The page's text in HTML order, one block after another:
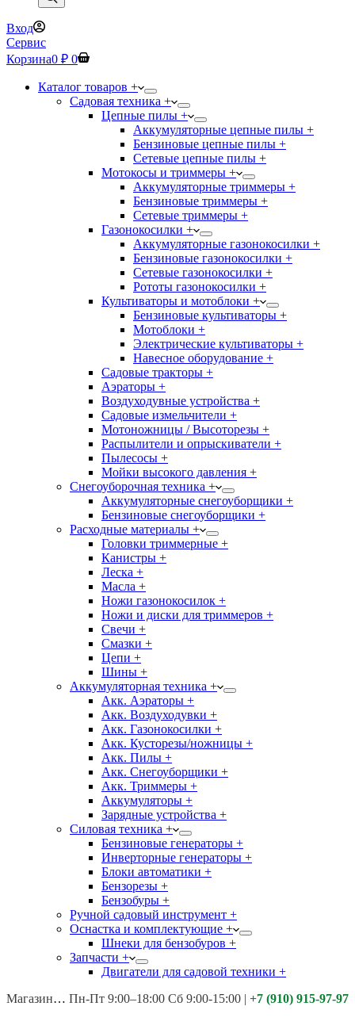
Вход
Сервис
Корзина0 ₽ 0
Каталог товаров +
Садовая техника +
Цепные пилы +
Аккумуляторные цепные пилы +
Бензиновые цепные пилы +
Сетевые цепные пилы +
Мотокосы и триммеры +
Аккумуляторные триммеры +
Бензиновые триммеры +
Сетевые триммеры +
Газонокосилки +
Аккумуляторные газонокосилки +
Бензиновые газонокосилки +
Сетевые газонокосилки +
Рототы газонокосилки +
Культиваторы и мотоблоки +
Бензиновые культиваторы +
Мотоблоки +
Электрические культиваторы +
Навесное оборудование +
Садовые тракторы +
Аэраторы +
Воздуходувные устройства +
Садовые измельчители +
Мотоножницы / Высоторезы +
Распылители и опрыскиватели +
Пылесосы +
Мойки высокого давления +
Снегоуборочная техника +
Аккумуляторные снегоуборщики +
Бензиновые снегоуборщики +
Расходные материалы +
Головки триммерные +
Канистры +
Леска +
Масла +
Ножи газонокосилок +
Ножи и диски для триммеров +
Свечи +
Смазки +
Цепи +
Шины +
Аккумуляторная техника +
Акк. Аэраторы +
Акк. Воздуходувки +
Акк. Газонокосилки +
Акк. Кусторезы/ножницы +
Акк. Пилы +
Акк. Снегоуборщики +
Акк. Триммеры +
Аккумуляторы +
Зарядные устройства +
Силовая техника +
Бензиновые генераторы +
Инверторные генераторы +
Блоки автоматики +
Бензорезы +
Бензобуры +
Ручной садовый инструмент +
Оснастка и комплектующие +
Шнеки для бензобуров +
Запчасти +
Двигатели для садовой техники +
Магазины: Калуга ул. Московская д.113
Пн-Пт 9:00–18:00 Сб 9:00-15:00 | +7 (910) 915-97-97